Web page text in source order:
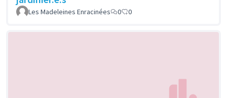
Les Madeleines Enracinées 0 0